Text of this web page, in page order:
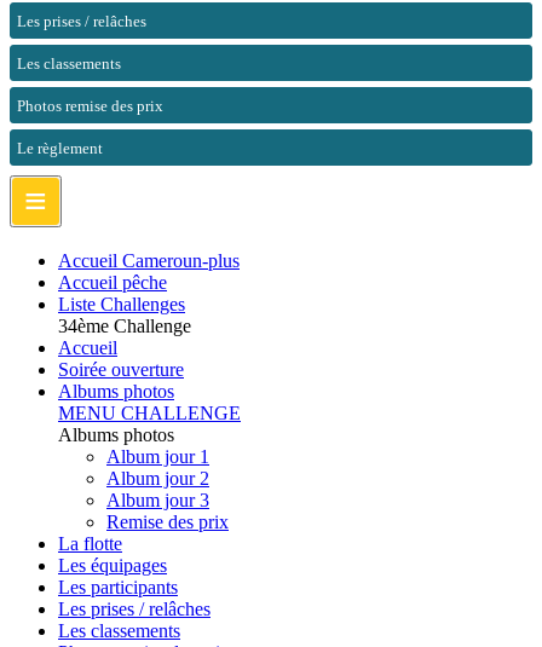
Les prises / relâches
Les classements
Photos remise des prix
Le règlement
≡
Accueil Cameroun-plus
Accueil pêche
Liste Challenges
34ème Challenge
Accueil
Soirée ouverture
Albums photos
MENU CHALLENGE
Albums photos
Album jour 1
Album jour 2
Album jour 3
Remise des prix
La flotte
Les équipages
Les participants
Les prises / relâches
Les classements